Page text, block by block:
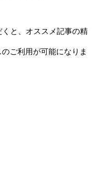
と、オススメ記事の精
ご利用が可能になりま